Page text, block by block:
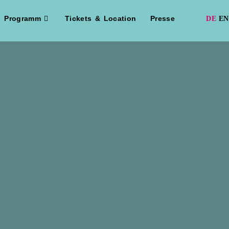
Programm Tickets & Location Presse